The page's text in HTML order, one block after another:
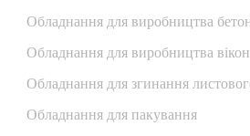
Обладнання для виробництва
Обладнання для виробництва вікон
Обладнання для згинання
Обладнання для пакування